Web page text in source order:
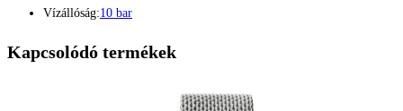
Vízállóság:10 bar
Kapcsolódó termékek